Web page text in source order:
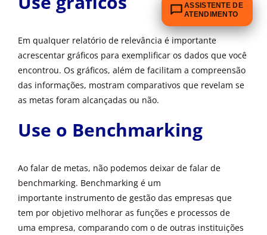
Em qualquer relatório de relevância é importante
acrescentar gráficos para exemplificar os dados que você
encontrou. Os gráficos, além de facilitam a compreensão
das informações, mostram comparativos que revelam se
as metas foram alcançadas ou não.
Use o Benchmarking
Ao falar de metas, não podemos deixar de falar de
benchmarking. Benchmarking é um
importante instrumento de gestão das empresas que
tem por objetivo melhorar as funções e processos de
uma empresa, comparando com o de outras instituições
ASSISTENTE DE
ATENDIMENTO